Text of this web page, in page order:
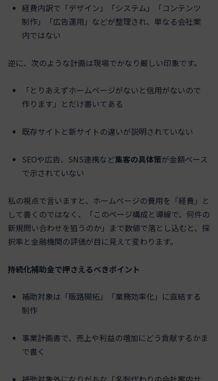
経費内訳で「デザイン」「システム」「コンテンツ
制作」「広告運用」などが整理され、単なる会社案
内ではない
逆に、次のような計画は現場でかなり厳しい印象です。
「とりあえずホームページがないと信用がないので
作ります」とだけ書いてある
既存サイトと新サイトの違いが説明されていない
SEOや広告、SNS連携など集客の具体策が金額ベース
で示されていない
私の視点で言いますと、ホームページの費用を「経費」と
して書くのではなく、「このページ構成と導線で、何件の
新規問い合わせを狙うのか」まで数値で落とし込むと、採
択率と金融機関の評価が目に見えて変わります。
持続化補助金で押さえるべきポイント
補助対象は「販路開拓」「業務効率化」に直結する
制作
事業計画書で、売上や利益の増加にどう貢献するかま
で書く